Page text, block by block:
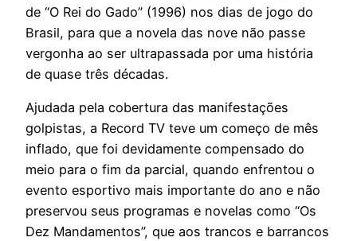
de “O Rei do Gado” (1996) nos dias de jogo do
Brasil, para que a novela das nove não passe
vergonha ao ser ultrapassada por uma história
de quase três décadas.
Ajudada pela cobertura das manifestações
golpistas, a Record TV teve um começo de mês
inflado, que foi devidamente compensado do
meio para o fim da parcial, quando enfrentou o
evento esportivo mais importante do ano e não
preservou seus programas e novelas como “Os
Dez Mandamentos”, que aos trancos e barrancos